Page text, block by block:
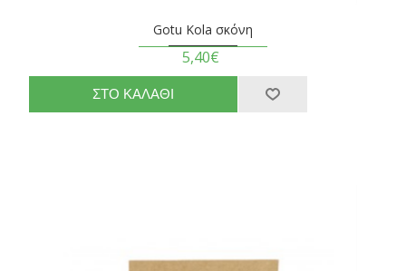
Gotu Kola σκόνη
5,40€